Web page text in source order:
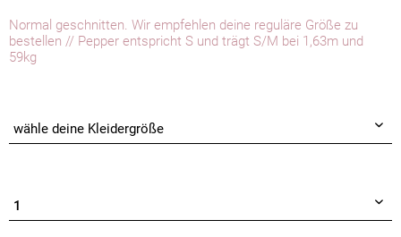
Normal geschnitten. Wir empfehlen deine reguläre Größe zu
bestellen // Pepper entspricht S und trägt S/M bei 1,63m und
59kg